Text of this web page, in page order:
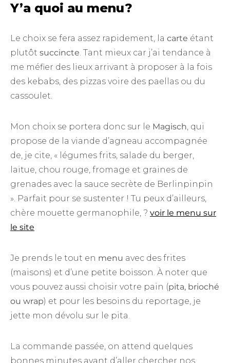
Y’a quoi au menu?
Le choix se fera assez rapidement, la carte étant
plutôt succincte. Tant mieux car j’ai tendance à
me méfier des lieux arrivant à proposer à la fois
des kebabs, des pizzas voire des paellas ou du
cassoulet.
Mon choix se portera donc sur le Magisch, qui
propose de la viande d’agneau accompagnée
de, je cite, « légumes frits, salade du berger,
laitue, chou rouge, fromage et graines de
grenades avec la sauce secrète de Berlinpinpin
». Parfait pour se sustenter ! Tu peux d’ailleurs,
chère mouette germanophile, ? voir le menu sur
le site
Je prends le tout en menu avec des frites
(maisons) et d’une petite boisson. À noter que
vous pouvez aussi choisir votre pain (pita, brioché
ou wrap) et pour les besoins du reportage, je
jette mon dévolu sur le pita.
La commande passée, on attend quelques
bonnes minutes avant d’aller chercher nos